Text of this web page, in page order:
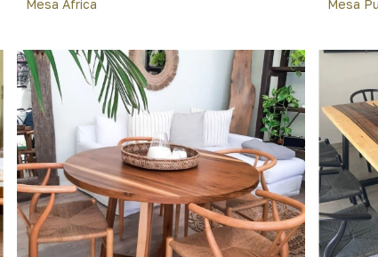
Mesa Africa Mesa